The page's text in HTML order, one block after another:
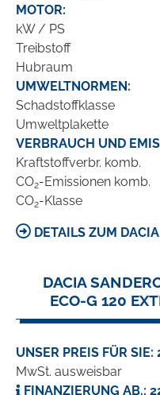
MOTOR:
kW / PS
Treibstoff
Hubraum
UMWELTNORMEN:
Schadstoffklasse
Umweltplakette
VERBRAUCH UND
Kraftstoffverbr. komb.
CO2-Emissionen komb.
CO2-Klasse
DETAILS ZUM
DACIA
ECO-G 120
UNSER PREIS FÜR
MwSt. ausweisbar
FINANZIERUNG AB.: